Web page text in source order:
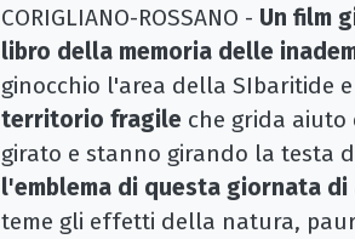
CORIGLIANO-ROSSANO - Un film
libro della memoria delle
ginocchio l'area della SIbaritide
territorio fragile che grida aiuto
girato e stanno girando la testa
l'emblema di questa giornata
teme gli effetti della natura,